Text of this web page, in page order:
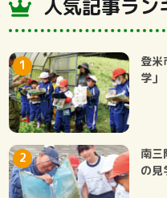
人気記事ラン
登米
学」
南三
の見